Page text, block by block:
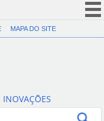
(COVID-19)
Canais
MAPA DO SITE